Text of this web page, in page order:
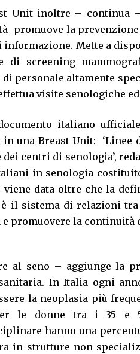
Unit inoltre – continua
promuove la
informazione. Mette a
di screening
di personale altamente
visite senologiche
documento italiano
in una Breast Unit:
dei centri di senologia’,
in senologia
data oltre che la
il sistema di relazioni
e promuovere la
al seno – aggiunge la
In Italia ogni
la neoplasia più
le donne tra i 35 e
hanno una
in strutture non